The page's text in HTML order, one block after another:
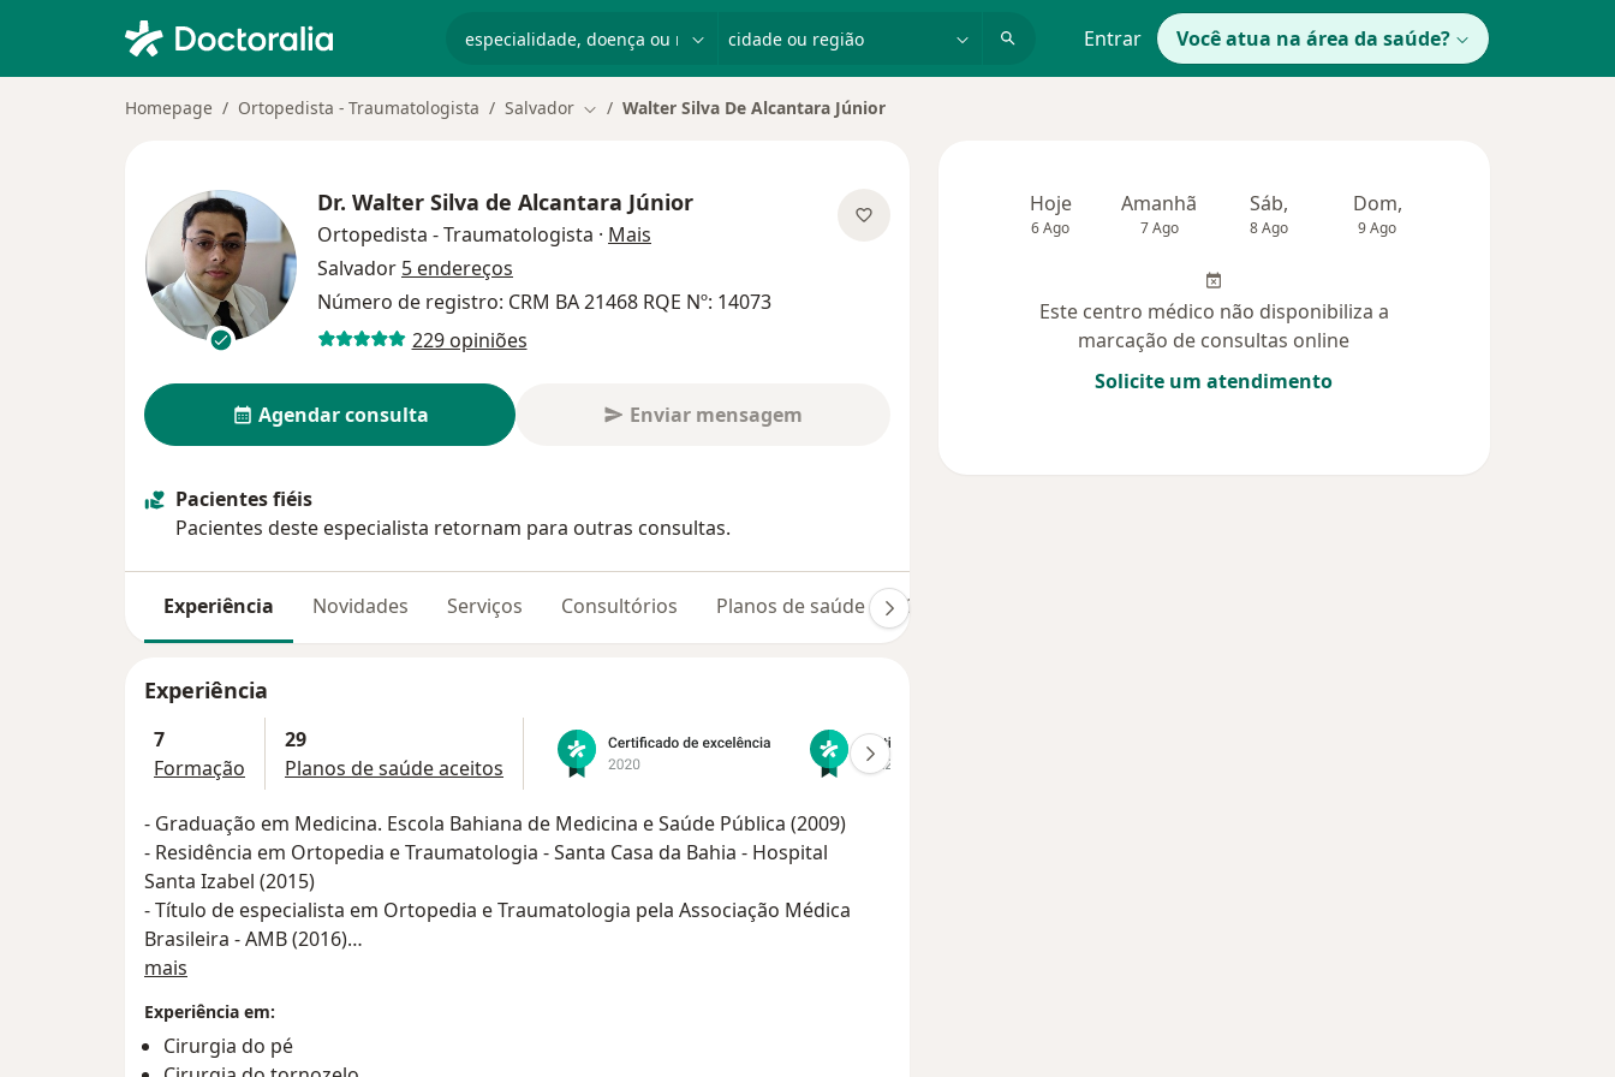
Entrar Você atua na área da saúde?
Homepage Ortopedista - Traumatologista Salvador Mudar de cidade
Walter Silva De Alcantara Júnior
Dr. Walter Silva de Alcantara Júnior
Ortopedista - Traumatologista · Mais
Salvador 5 endereços
Número de registro: CRM BA 21468 RQE Nº: 14073
229 opiniões
Agendar consulta Enviar mensagem
Pacientes fiéis
Pacientes deste especialista retornam para outras consultas.
Experiência Novidades Serviços Consultórios Planos de saúde Opiniões (229)
Experiência
7
Formação
29
Planos de saúde aceitos
- Graduação em Medicina. Escola Bahiana de Medicina e Saúde Pública (2009)
- Residência em Ortopedia e Traumatologia - Santa Casa da Bahia - Hospital
Santa Izabel (2015)
- Título de especialista em Ortopedia e Traumatologia pela Associação Médica
Brasileira - AMB (2016)
- Membro titular da Sociedade Brasileira de Ortopedia e Traumatologia - SBOT
(2016)
- Fellow em Cirurgia do Tornozelo e Pé - Santa Casa da Bahia - Hospital Santa
Izabel (2016)
mais
Experiência em:
Cirurgia do pé
Hoje
6 Ago
Amanhã
7 Ago
Sáb,
8 Ago
Dom,
9 Ago
Este centro médico não disponibiliza a
marcação de consultas online
Solicite um atendimento